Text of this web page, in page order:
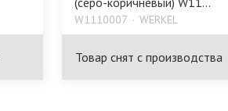
W1110007 WERKEL
Товар снят с производства